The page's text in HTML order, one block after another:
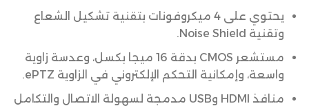
يحتوي على 4 ميكروفونات بتقنية تشكيل الشعاع
وتقنية Noise Shield.
مستشعر CMOS بدقة 16 ميجا بكسل، وعدسة زاوية
واسعة، وإمكانية التحكم الإلكتروني في الزاوية ePTZ.
منافذ HDMI وUSB مدمجة لسهولة الاتصال والتكامل